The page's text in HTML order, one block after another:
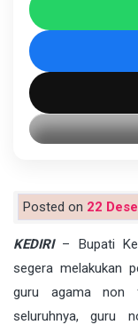
Posted on 22
KEDIRI– Bupati
segera melakukan
guru agama non
seluruhnya, guru